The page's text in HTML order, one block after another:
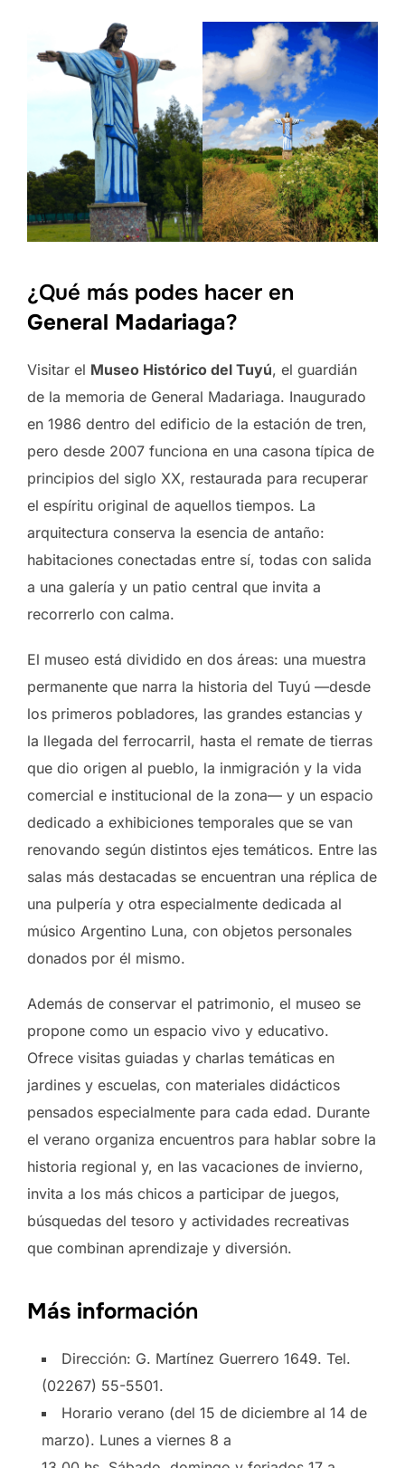
¿Qué más podes hacer en
General Madariaga?
Visitar el Museo Histórico del Tuyú, el guardián
de la memoria de General Madariaga. Inaugurado
en 1986 dentro del edificio de la estación de tren,
pero desde 2007 funciona en una casona típica de
principios del siglo XX, restaurada para recuperar
el espíritu original de aquellos tiempos. La
arquitectura conserva la esencia de antaño:
habitaciones conectadas entre sí, todas con salida
a una galería y un patio central que invita a
recorrerlo con calma.
El museo está dividido en dos áreas: una muestra
permanente que narra la historia del Tuyú —desde
los primeros pobladores, las grandes estancias y
la llegada del ferrocarril, hasta el remate de tierras
que dio origen al pueblo, la inmigración y la vida
comercial e institucional de la zona— y un espacio
dedicado a exhibiciones temporales que se van
renovando según distintos ejes temáticos. Entre las
salas más destacadas se encuentran una réplica de
una pulpería y otra especialmente dedicada al
músico Argentino Luna, con objetos personales
donados por él mismo.
Además de conservar el patrimonio, el museo se
propone como un espacio vivo y educativo.
Ofrece visitas guiadas y charlas temáticas en
jardines y escuelas, con materiales didácticos
pensados especialmente para cada edad. Durante
el verano organiza encuentros para hablar sobre la
historia regional y, en las vacaciones de invierno,
invita a los más chicos a participar de juegos,
búsquedas del tesoro y actividades recreativas
que combinan aprendizaje y diversión.
Más información
Dirección: G. Martínez Guerrero 1649. Tel.
(02267) 55-5501.
Horario verano (del 15 de diciembre al 14 de
marzo). Lunes a viernes 8 a